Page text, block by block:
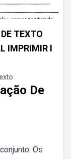
TEXTO
IMPRIMIR I
De
Os